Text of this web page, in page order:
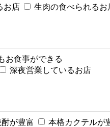
お店
生肉の食べられるお
お食事ができる
深夜営業しているお店
が豊富
本格カクテルが